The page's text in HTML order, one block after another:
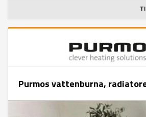
Purmos vattenburna,